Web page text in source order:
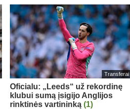
Transferai
Oficialu: „Leeds“ už rekordinę
klubui sumą įsigijo Anglijos
rinktinės vartininką(1)